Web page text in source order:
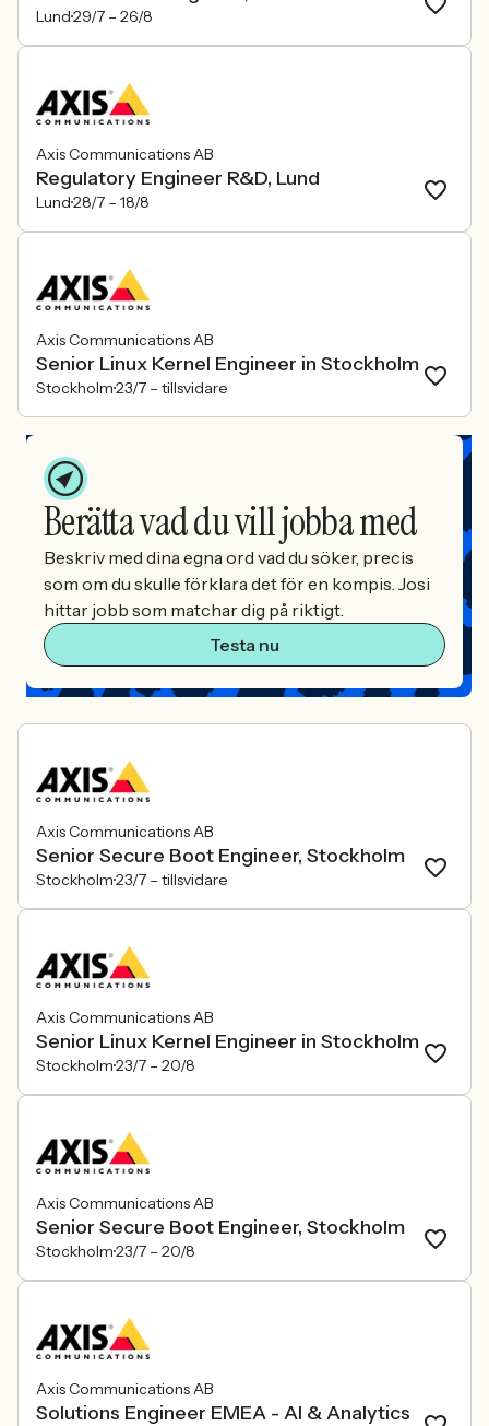
Lund29/7 – 26/8
Axis Communications AB
Regulatory Engineer R&D, Lund
Lund28/7 – 18/8
Axis Communications AB
Senior Linux Kernel Engineer in Stockholm
Stockholm23/7 – tillsvidare
Berätta vad du vill jobba med
Beskriv med dina egna ord vad du söker, precis
som om du skulle förklara det för en kompis. Josi
hittar jobb som matchar dig på riktigt.
Testa nu
Axis Communications AB
Senior Secure Boot Engineer, Stockholm
Stockholm23/7 – tillsvidare
Axis Communications AB
Senior Linux Kernel Engineer in Stockholm
Stockholm23/7 – 20/8
Axis Communications AB
Senior Secure Boot Engineer, Stockholm
Stockholm23/7 – 20/8
Axis Communications AB
Solutions Engineer EMEA - AI & Analytics